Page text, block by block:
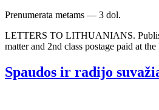
Prenumerata metams — 3 dol.
LETTERS TO LITHUANIANS.
matter and 2nd class postage paid at
Spaudos ir radijo